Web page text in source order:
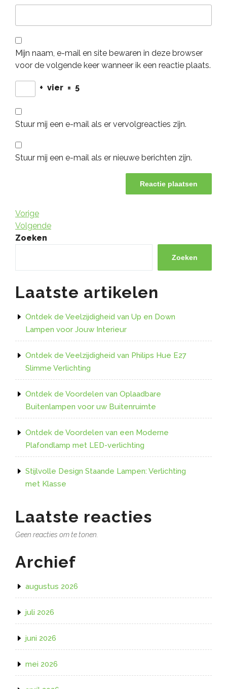
Mijn naam, e-mail en site bewaren in deze browser
voor de volgende keer wanneer ik een reactie plaats.
+ vier = 5
Stuur mij een e-mail als er vervolgreacties zijn.
Stuur mij een e-mail als er nieuwe berichten zijn.
Berichtnavigatie
Vorig
bericht
Vorige
Volgend
bericht
Volgende
Zoeken
Zoeken
Laatste artikelen
Ontdek de Veelzijdigheid van Up en Down
Lampen voor Jouw Interieur
Ontdek de Veelzijdigheid van Philips Hue E27
Slimme Verlichting
Ontdek de Voordelen van Oplaadbare
Buitenlampen voor uw Buitenruimte
Ontdek de Voordelen van een Moderne
Plafondlamp met LED-verlichting
Stijlvolle Design Staande Lampen: Verlichting
met Klasse
Laatste reacties
Geen reacties om te tonen.
Archief
augustus 2026
juli 2026
juni 2026
mei 2026